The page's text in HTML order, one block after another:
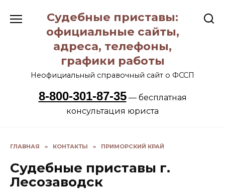
содержанию
Судебные приставы:
официальные сайты,
адреса, телефоны,
графики работы
Неофициальный справочный сайт о ФССП
8-800-301-87-35— бесплатная
консультация юриста
ГЛАВНАЯ » КОНТАКТЫ » ПРИМОРСКИЙ КРАЙ
Судебные приставы г.
Лесозаводск